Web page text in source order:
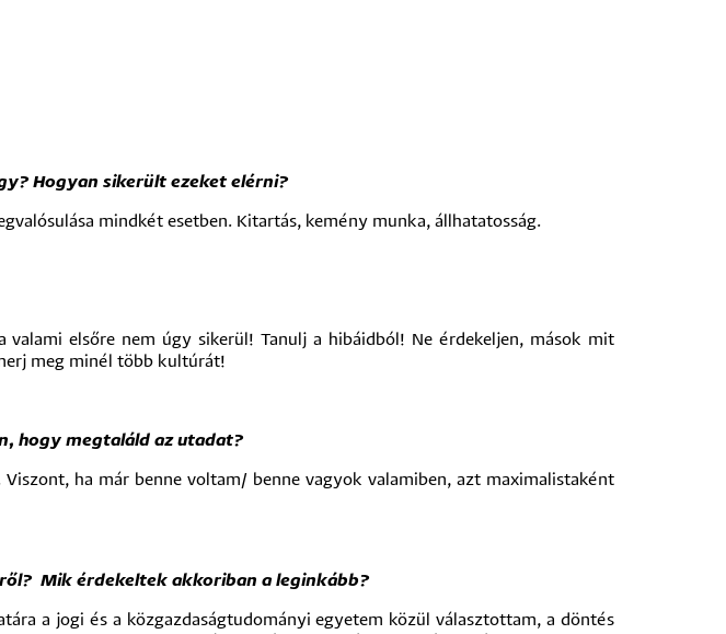
Hogyan sikerült ezeket elérni?
mindkét esetben. Kitartás, kemény munka, állhatatosság.
elsőre nem úgy sikerül! Tanulj a hibáidból! Ne érdekeljen, mások mit
meg minél több kultúrát!
hogy megtaláld az utadat?
ha már benne voltam/ benne vagyok valamiben, azt maximalistaként
Mik érdekeltek akkoriban a leginkább?
a jogi és a közgazdaságtudományi egyetem közül választottam, a döntés